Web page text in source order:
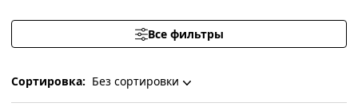
Все фильтры
Сортировка: Без сортировки